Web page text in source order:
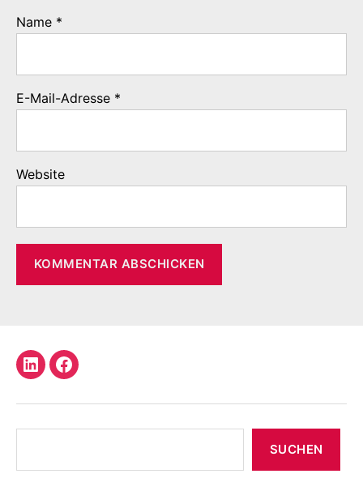
Name *
E-Mail-Adresse *
Website
LinkedInFacebook
SUCHEN